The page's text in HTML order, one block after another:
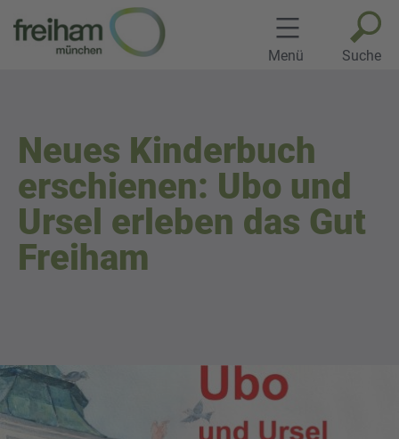
Inhalt
springen
Menü Suche
Neues Kinderbuch
erschienen: Ubo und
Ursel erleben das Gut
Freiham